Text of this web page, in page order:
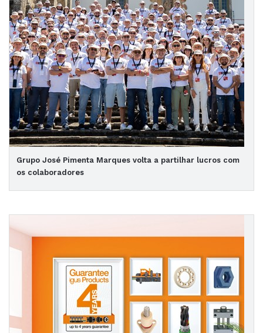
Grupo José Pimenta Marques volta a partilhar lucros com
os colaboradores